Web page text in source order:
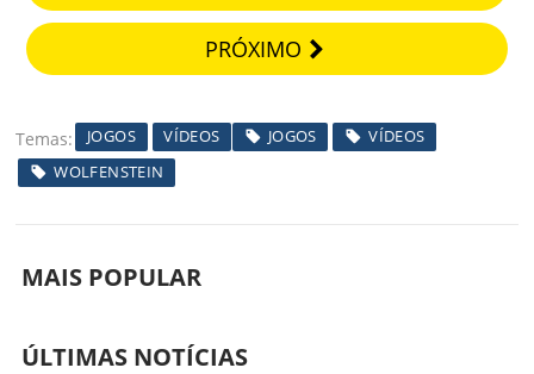
PRÓXIMO
Temas JOGOS VÍDEOS JOGOS
VÍDEOS
WOLFENSTEIN
MAIS POPULAR
ÚLTIMAS NOTÍCIAS